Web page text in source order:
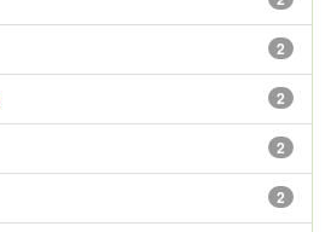
2
2
2
2